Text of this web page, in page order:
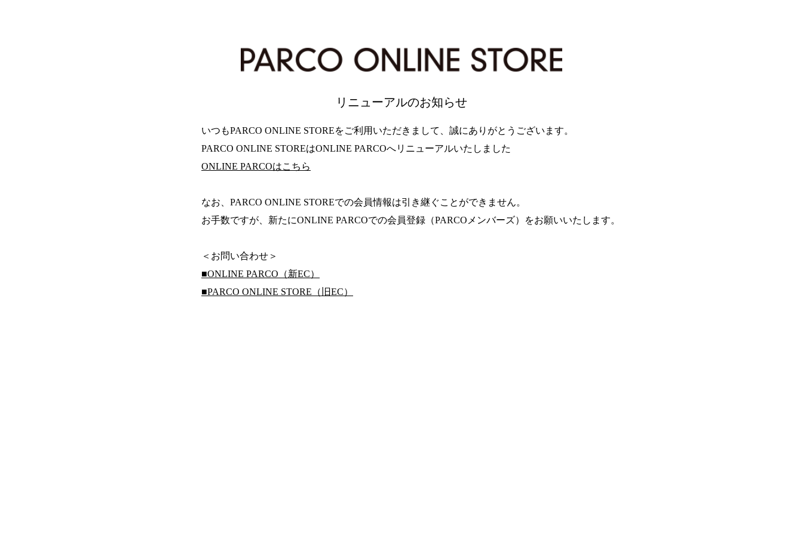
リニューアルのお知らせ
いつもPARCO ONLINE STOREをご利用いただきまして、誠にありがとうございます。
PARCO ONLINE STOREはONLINE PARCOへリニューアルいたしました
ONLINE PARCOはこちら
なお、PARCO ONLINE STOREでの会員情報は引き継ぐことができません。
お手数ですが、新たにONLINE PARCOでの会員登録（PARCOメンバーズ）をお願いいたします。
＜お問い合わせ＞
■ONLINE PARCO（新EC）
■PARCO ONLINE STORE（旧EC）